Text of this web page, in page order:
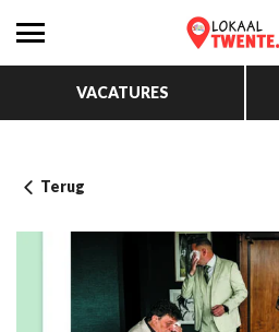
VACATURES
Terug